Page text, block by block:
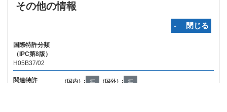
その他の情報
‐ 閉じる
国際特許分類
（IPC第8版）
H05B37/02
関連特許 （国内）: 無 （国外）: 無